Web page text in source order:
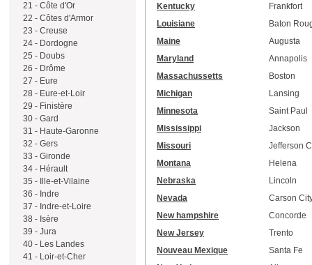
21 - Côte d'Or
22 - Côtes d'Armor
23 - Creuse
24 - Dordogne
25 - Doubs
26 - Drôme
27 - Eure
28 - Eure-et-Loir
29 - Finistère
30 - Gard
31 - Haute-Garonne
32 - Gers
33 - Gironde
34 - Hérault
35 - Ille-et-Vilaine
36 - Indre
37 - Indre-et-Loire
38 - Isère
39 - Jura
40 - Les Landes
41 - Loir-et-Cher
Kentucky
Frankfort
Louisiane
Baton
Maine
Augusta
Maryland
Annapolis
Massachussetts
Boston
Michigan
Lansing
Minnesota
Saint Paul
Mississippi
Jackson
Missouri
Jefferson
Montana
Helena
Nebraska
Lincoln
Nevada
Carson
New hampshire
Concorde
New Jersey
Trento
Nouveau Mexique
Santa Fe